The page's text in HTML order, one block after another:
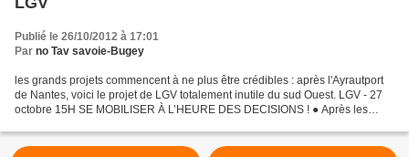
Publié le 26/10/2012 à 17:01
Par no Tav savoie-Bugey
les grands projets commencent à ne plus être crédibles : après l'Ayrautport
de Nantes, voici le projet de LGV totalement inutile du sud Ouest. LGV - 27
octobre 15H SE MOBILISER À L’HEURE DES DECISIONS ! ● Après les